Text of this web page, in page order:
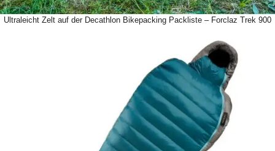
Ultraleicht Zelt auf der Decathlon Bikepacking Packliste – Forclaz Trek 900